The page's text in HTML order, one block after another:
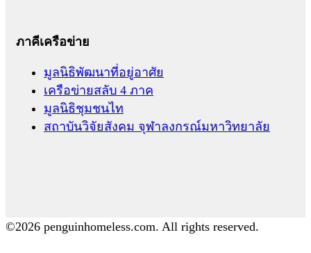
ภาคีเครือข่าย
มูลนิธิพัฒนาที่อยู่อาศัย
เครือข่ายสลับ 4 ภาค
มูลนิธิชุมชนไท
สถาบันวิจัยสังคม จุฬาลงกรณ์มหาวิทยาลัย
©2026 penguinhomeless.com. All rights reserved.